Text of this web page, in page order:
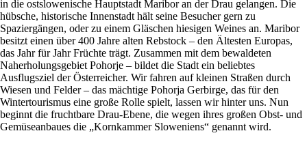
in die ostslowenische Hauptstadt Maribor an der Drau gelangen. Die
hübsche, historische Innenstadt hält seine Besucher gern zu
Spaziergängen, oder zu einem Gläschen hiesigen Weines an. Maribor
besitzt einen über 400 Jahre alten Rebstock – den Ältesten Europas,
das Jahr für Jahr Früchte trägt. Zusammen mit dem bewaldeten
Naherholungsgebiet Pohorje – bildet die Stadt ein beliebtes
Ausflugsziel der Österreicher. Wir fahren auf kleinen Straßen durch
Wiesen und Felder – das mächtige Pohorja Gerbirge, das für den
Wintertourismus eine große Rolle spielt, lassen wir hinter uns. Nun
beginnt die fruchtbare Drau-Ebene, die wegen ihres großen Obst- und
Gemüseanbaues die „Kornkammer Sloweniens“ genannt wird.